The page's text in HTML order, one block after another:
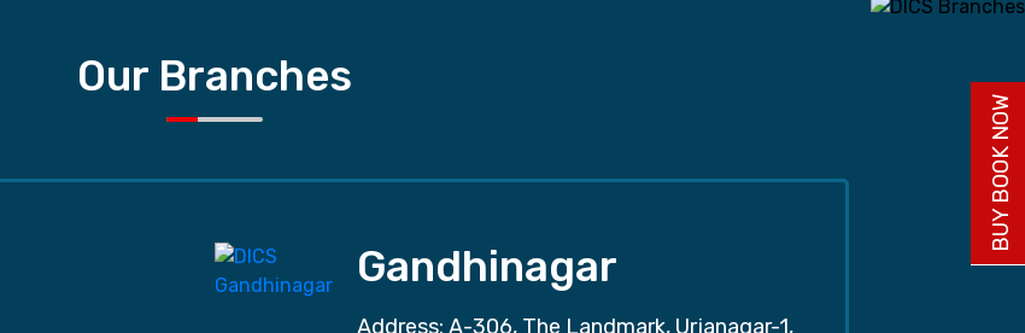
Our Branches
Gandhinagar
Address: A-306, The Landmark, Urjanagar-1,
BUY BOOK NOW